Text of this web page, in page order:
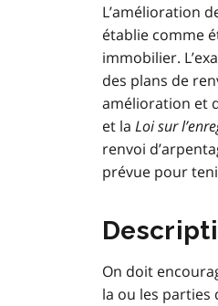
L’amélioration
établie comme
immobilier.
des plans de
amélioration et
et la Loi sur
renvoi
prévue pour
On doit
la ou les parties